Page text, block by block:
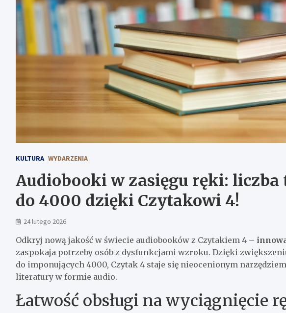
KULTURA WYDARZENIA
Audiobooki w zasięgu ręki: liczba
do 4000 dzięki Czytakowi 4!
24 lutego 2026
Odkryj nową jakość w świecie audiobooków z Czytakiem 4 –
zaspokaja potrzeby osób z dysfunkcjami wzroku. Dzięki
do imponujących 4000, Czytak 4 staje się nieocenionym
literatury w formie audio.
Łatwość obsługi na wyciągnięcie